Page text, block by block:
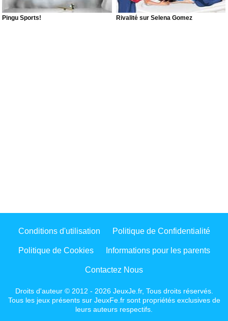
Pingu Sports! Rivalité sur Selena Gomez
Conditions d'utilisation Politique de Confidentialité
Politique de Cookies Informations pour les parents
Contactez Nous
Droits d'auteur © 2012 - 2026 JeuxJe.fr, Tous droits réservés.
Tous les jeux présents sur JeuxFe.fr sont propriétés exclusives de
leurs auteurs respectifs.